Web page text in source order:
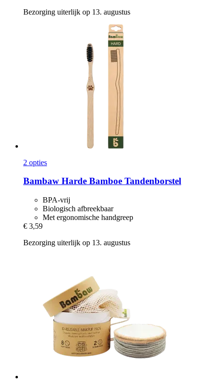
Bezorging uiterlijk op 13. augustus
2 opties
Bambaw Harde Bamboe Tandenborstel
BPA-vrij
Biologisch afbreekbaar
Met ergonomische handgreep
€ 3,59
Bezorging uiterlijk op 13. augustus